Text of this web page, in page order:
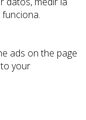
ads on the page
your